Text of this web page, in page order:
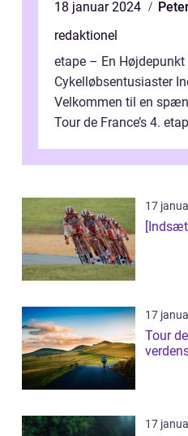
18 januar 2024
redaktionel
etape – En
Cykelløbsentusiaster
Velkommen til en
Tour de France’s 4.
enestående præs...
17
17
Tour
17